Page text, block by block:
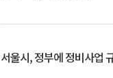
서울시, 정부에 정비사업